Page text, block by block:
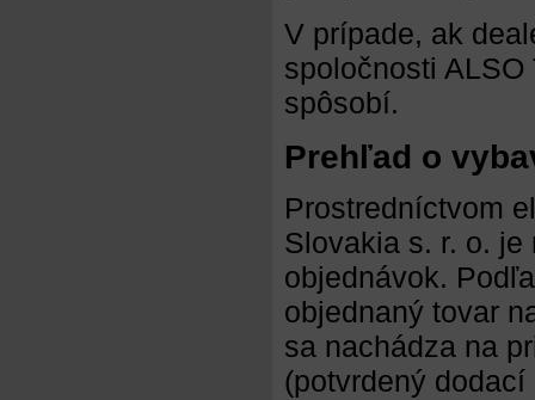
V prípade, ak
spoločnosti
spôsobí.
Prehľad o
Prostredníctvom
Slovakia s. r. o.
objednávok.
objednaný tovar
sa nachádza na
(potvrdený dodací